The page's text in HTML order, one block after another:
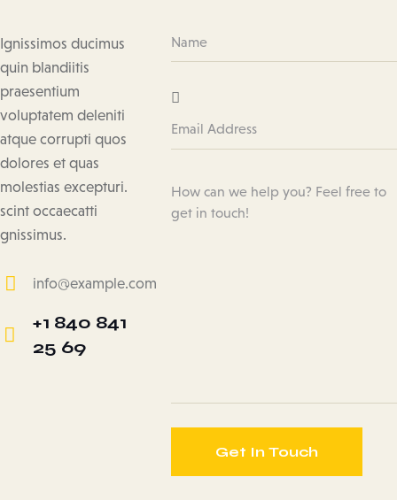
Ignissimos ducimus
quin blandiitis
praesentium
voluptatem deleniti
atque corrupti quos
dolores et quas
molestias excepturi.
scint occaecatti
gnissimus.
m
info@example.com
+1 840 841
25 69